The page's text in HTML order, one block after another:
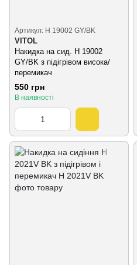
Артикул: H 19002 GY/BK
VITOL
Накидка на сид. H 19002
GY/BK з підігрівом висока/
перемикач
550 грн
В наявності